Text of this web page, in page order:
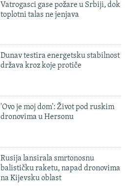
Vatrogasci gase požare u Srbiji, dok
toplotni talas ne jenjava
Dunav testira energetsku stabilnost
država kroz koje protiče
'Ovo je moj dom': Život pod ruskim
dronovima u Hersonu
Rusija lansirala smrtonosnu
balističku raketu, napad dronovima
na Kijevsku oblast